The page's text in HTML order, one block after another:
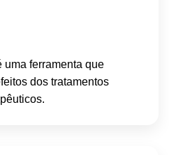
uma ferramenta que
dos tratamentos